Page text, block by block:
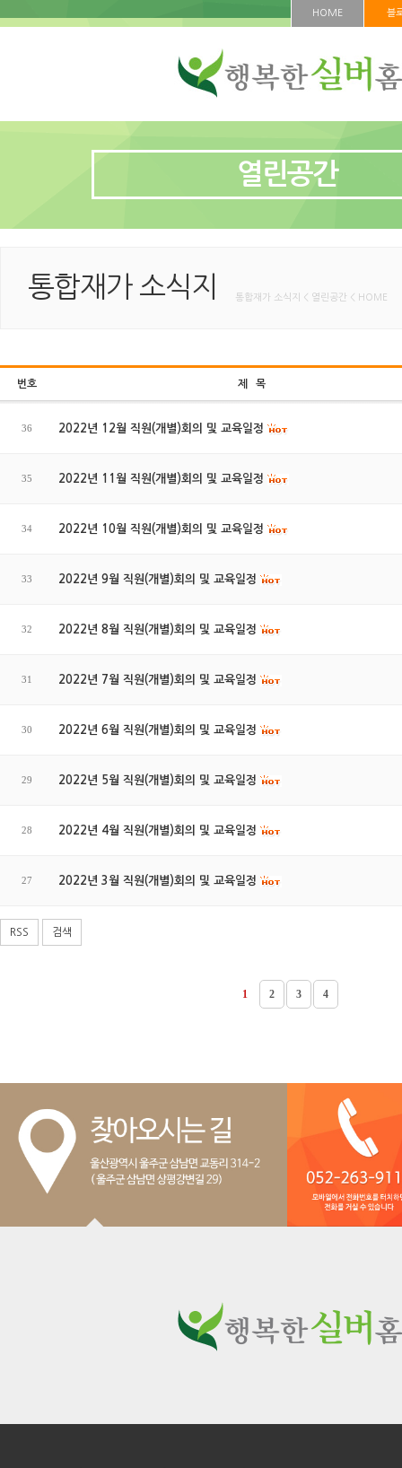
HOME 블
열린공간
통합재가 소식지 통합재가 소식지 < 열린공간 < HOME
번호 제 목
36 2022년 12월 직원(개별)회의 및 교육일정
35 2022년 11월 직원(개별)회의 및 교육일정
34 2022년 10월 직원(개별)회의 및 교육일정
33 2022년 9월 직원(개별)회의 및 교육일정
32 2022년 8월 직원(개별)회의 및 교육일정
31 2022년 7월 직원(개별)회의 및 교육일정
30 2022년 6월 직원(개별)회의 및 교육일정
29 2022년 5월 직원(개별)회의 및 교육일정
28 2022년 4월 직원(개별)회의 및 교육일정
27 2022년 3월 직원(개별)회의 및 교육일정
RSS 검색
1 2 3 4